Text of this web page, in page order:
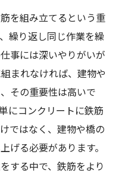
を組み立てるという重
繰り返し同じ作業を繰
事には深いやりがいが
まれなければ、建物や
その重要性は高いで
にコンクリートに鉄筋
ではなく、建物や橋の
げる必要があります。
する中で、鉄筋をより